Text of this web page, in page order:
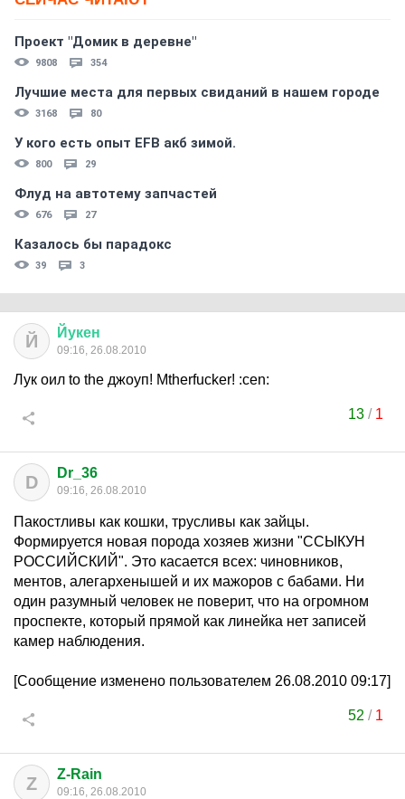
Проект "Домик в деревне"
9808 354
Лучшие места для первых свиданий в нашем городе
3168 80
У кого есть опыт EFB акб зимой.
800 29
Флуд на автотему запчастей
676 27
Казалось бы парадокс
39 3
Й Йукен
09:16, 26.08.2010
Лук оил to the джоуп! Mtherfucker! :cen:
13 / 1
D Dr_36
09:16, 26.08.2010
Пакостливы как кошки, трусливы как зайцы.
Формируется новая порода хозяев жизни "ССЫКУН
РОССИЙСКИЙ". Это касается всех: чиновников,
ментов, алегархенышей и их мажоров с бабами. Ни
один разумный человек не поверит, что на огромном
проспекте, который прямой как линейка нет записей
камер наблюдения.
[Сообщение изменено пользователем 26.08.2010 09:17]
52 / 1
Z Z-Rain
09:16, 26.08.2010